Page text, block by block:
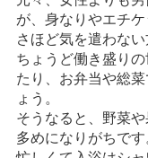
が、身なりやエチケ
さほど気を遣わな
ちょうど働き盛り
たり、お弁当や総
ょう。
そうなると、野菜
多めになりがちです